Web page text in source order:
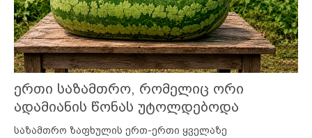
ერთი საზამთრო, რომელიც ორი
ადამიანის წონას უტოლდებოდა
საზამთრო ზაფხულის ერთ-ერთი ყველაზე